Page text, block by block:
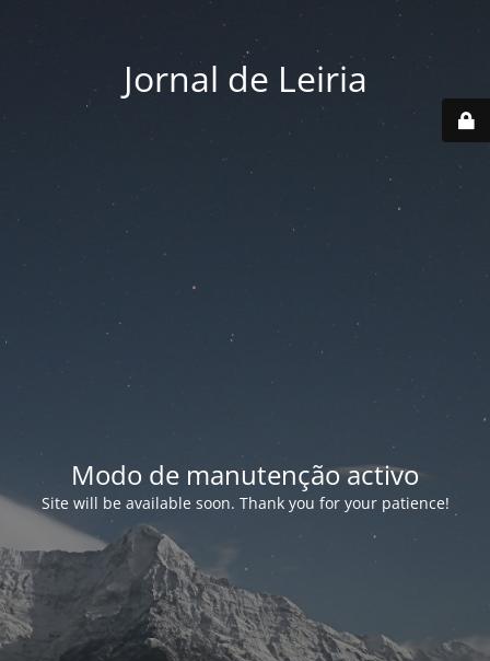
Jornal de Leiria
Modo de manutenção activo
Site will be available soon. Thank you for your patience!